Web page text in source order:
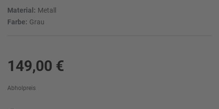
Material: Metall
Farbe: Grau
149,00 €
Abholpreis